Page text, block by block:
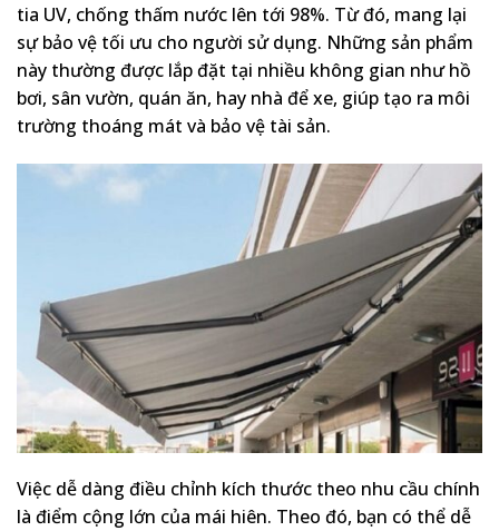
tia UV, chống thấm nước lên tới 98%. Từ đó, mang lại
sự bảo vệ tối ưu cho người sử dụng. Những sản phẩm
này thường được lắp đặt tại nhiều không gian như hồ
bơi, sân vườn, quán ăn, hay nhà để xe, giúp tạo ra môi
trường thoáng mát và bảo vệ tài sản.
Việc dễ dàng điều chỉnh kích thước theo nhu cầu chính
là điểm cộng lớn của mái hiên. Theo đó, bạn có thể dễ